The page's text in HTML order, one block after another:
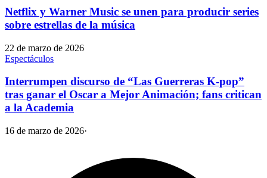
Netflix y Warner Music se unen para producir series
sobre estrellas de la música
22 de marzo de 2026
Espectáculos
Interrumpen discurso de “Las Guerreras K-pop”
tras ganar el Oscar a Mejor Animación; fans critican
a la Academia
16 de marzo de 2026·